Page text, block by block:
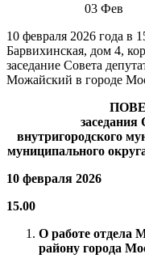
03Фев
10 февраля 2026 года в
Барвихинская, дом 4,
заседание Совета
Можайский в городе
заседания
внутригородского
муниципального
10 февраля 2026
15.00
О работе отдела
району города